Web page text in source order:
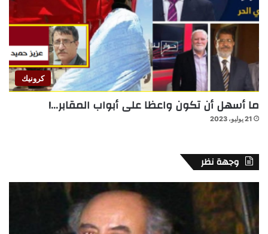
كرونيك
ما أسهل أن تكون واعظا على أبواب المقابر…!
21 يوليو، 2023
وجهة نظر